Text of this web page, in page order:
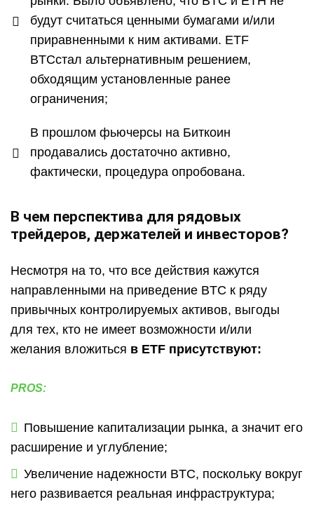
будут считаться ценными бумагами и/или
приравненными к ним активами. ETF
BTCстал альтернативным решением,
обходящим установленные ранее
ограничения;
В прошлом фьючерсы на Биткоин
продавались достаточно активно,
фактически, процедура опробована.
В чем перспектива для рядовых
трейдеров, держателей и инвесторов?
Несмотря на то, что все действия кажутся
направленными на приведение BTC к ряду
привычных контролируемых активов, выгоды
для тех, кто не имеет возможности и/или
желания вложиться в ETF присутствуют:
PROS:
Повышение капитализации рынка, а значит его
расширение и углубление;
Увеличение надежности BTC, поскольку вокруг
него развивается реальная инфраструктура;